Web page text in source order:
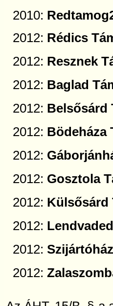
2010:
2012: Rédics
2012: Resznek
2012: Baglad
2012: Belsősárd
2012: Bödeháza
2012:
2012: Gosztola
2012: Külsősárd
2012:
2012:
2012: